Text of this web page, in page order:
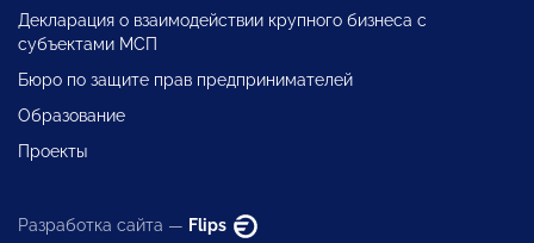
Декларация о взаимодействии крупного бизнеса с
субъектами МСП
Бюро по защите прав предпринимателей
Образование
Проекты
Разработка сайта — Flips